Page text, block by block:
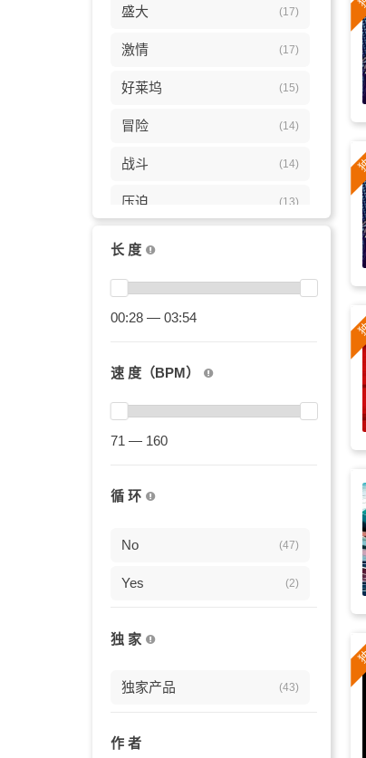
盛大 (17)
激情 (17)
好莱坞 (15)
冒险 (14)
战斗 (14)
压迫 (13)
场景
振奋
战场
预告片
广告 (10)
庄严 (10)
严肃 (9)
悬疑
长 度
00:28 — 03:54
速 度（BPM）
71 — 160
循 环
No (47)
Yes (2)
独 家
独家产品 (43)
作 者